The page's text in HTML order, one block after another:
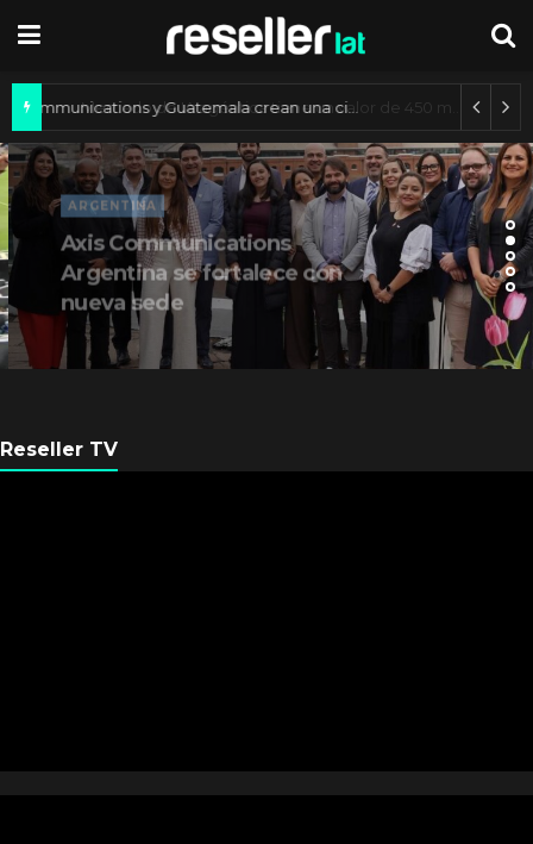
Axis Communications y Guatemala crean una ciudad inteligente
ARGENTINA
Axis Communications
Argentina se fortalece con
nueva sede
Reseller TV